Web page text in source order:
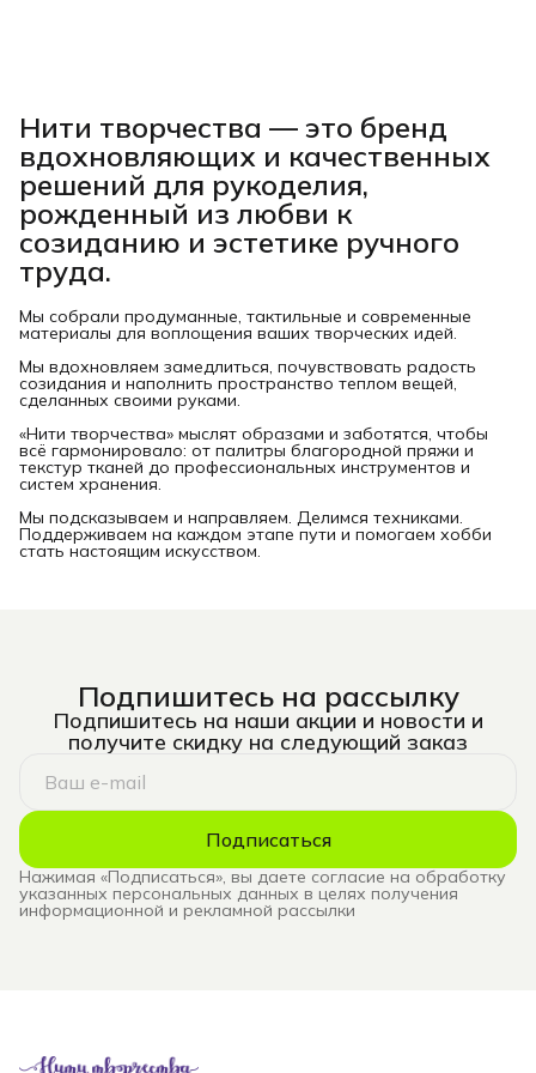
Нити творчества — это бренд
вдохновляющих и качественных
решений для рукоделия,
рожденный из любви к
созиданию и эстетике ручного
труда.
Мы собрали продуманные, тактильные и современные
материалы для воплощения ваших творческих идей.
Мы вдохновляем замедлиться, почувствовать радость
созидания и наполнить пространство теплом вещей,
сделанных своими руками.
«Нити творчества» мыслят образами и заботятся, чтобы
всё гармонировало: от палитры благородной пряжи и
текстур тканей до профессиональных инструментов и
систем хранения.
Мы подсказываем и направляем. Делимся техниками.
Поддерживаем на каждом этапе пути и помогаем хобби
стать настоящим искусством.
Подпишитесь на рассылку
Подпишитесь на наши акции и новости и
получите скидку на следующий заказ
Подписаться
Нажимая «Подписаться», вы даете согласие на обработку
указанных персональных данных в целях получения
информационной и рекламной рассылки